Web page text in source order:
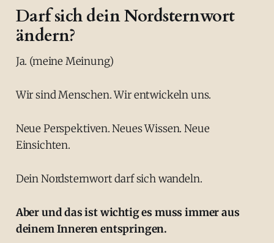
Darf sich dein Nordsternwort
ändern?
Ja. (meine Meinung)
Wir sind Menschen. Wir entwickeln uns.
Neue Perspektiven. Neues Wissen. Neue
Einsichten.
Dein Nordsternwort darf sich wandeln.
Aber und das ist wichtig es muss immer aus
deinem Inneren entspringen.